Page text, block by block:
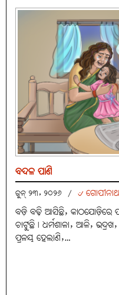
ବଦଳ ପାଣି
ଜୁନ୍ ୨୩, ୨୦୨୬ / ୰
ବଡ଼ି ବଢ଼ି ଆସିଛି, କାଠଯୋଡ଼ିରେ
ଚାଟୁଛି। ଧର୍ମଶାଳା, ଆଳି,
ପ୍ରଳୟ ହେଲାଣି,…